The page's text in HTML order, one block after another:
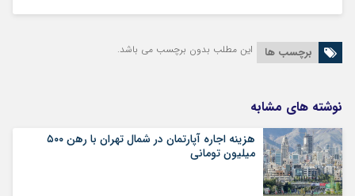
برچسب ها این مطلب بدون برچسب می باشد.
نوشته های مشابه
هزینه اجاره آپارتمان در شمال تهران با رهن ۵۰۰
میلیون تومانی